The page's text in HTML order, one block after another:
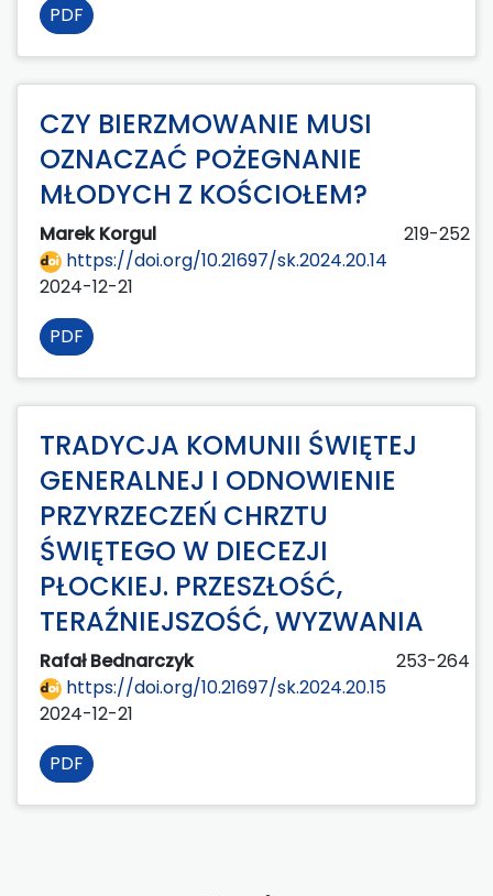
PDF
CZY BIERZMOWANIE MUSI
OZNACZAĆ POŻEGNANIE
MŁODYCH Z KOŚCIOŁEM?
Marek Korgul
219-252
https://doi.org/10.21697/sk.2024.20.14
2024-12-21
PDF
TRADYCJA KOMUNII ŚWIĘTEJ
GENERALNEJ I ODNOWIENIE
PRZYRZECZEŃ CHRZTU
ŚWIĘTEGO W DIECEZJI
PŁOCKIEJ. PRZESZŁOŚĆ,
TERAŹNIEJSZOŚĆ, WYZWANIA
Rafał Bednarczyk
253-264
https://doi.org/10.21697/sk.2024.20.15
2024-12-21
PDF